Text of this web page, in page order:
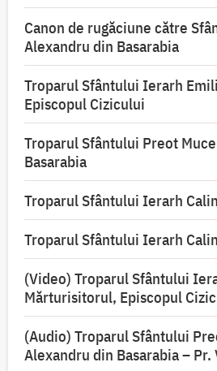
Canon de rugăciune către
Alexandru din Basarabia
Troparul Sfântului Ierarh
Episcopul Cizicului
Troparul Sfântului Preot
Basarabia
Troparul Sfântului Ierarh
Troparul Sfântului Ierarh
(Video) Troparul Sfântului
Mărturisitorul, Episcopul
(Audio) Troparul Sfântului
Alexandru din Basarabia – Pr.